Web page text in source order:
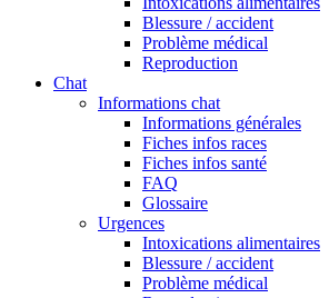
Blessure / accident
Problème médical
Reproduction
Chat
Informations chat
Informations générales
Fiches infos races
Fiches infos santé
FAQ
Glossaire
Urgences
Intoxications alimentaires
Blessure / accident
Problème médical